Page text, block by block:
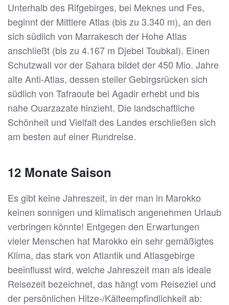
Unterhalb des Rifgebirges, bei Meknes und Fes,
beginnt der Mittlere Atlas (bis zu 3.340 m), an den
sich südlich von Marrakesch der Hohe Atlas
anschließt (bis zu 4.167 m Djebel Toubkal). Einen
Schutzwall vor der Sahara bildet der 450 Mio. Jahre
alte Anti-Atlas, dessen steiler Gebirgsrücken sich
südlich von Tafraoute bei Agadir erhebt und bis
nahe Ouarzazate hinzieht. Die landschaftliche
Schönheit und Vielfalt des Landes erschließen sich
am besten auf einer Rundreise.
12 Monate Saison
Es gibt keine Jahreszeit, in der man in Marokko
keinen sonnigen und klimatisch angenehmen Urlaub
verbringen könnte! Entgegen den Erwartungen
vieler Menschen hat Marokko ein sehr gemäßigtes
Klima, das stark von Atlantik und Atlasgebirge
beeinflusst wird, welche Jahreszeit man als ideale
Reisezeit bezeichnet, das hängt vom Reiseziel und
der persönlichen Hitze-/Kälteempfindlichkeit ab: